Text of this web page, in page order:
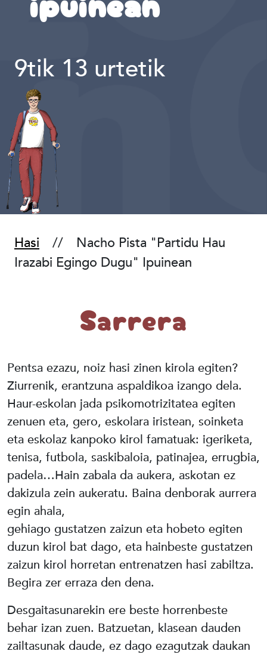
9tik 13 urtetik
Hasi
Nacho Pista "Partidu Hau
Irazabi Egingo Dugu" Ipuinean
Sarrera
Pentsa ezazu, noiz hasi zinen kirola egiten?
Ziurrenik, erantzuna aspaldikoa izango dela.
Haur-eskolan jada psikomotrizitatea egiten
zenuen eta, gero, eskolara iristean, soinketa
eta eskolaz kanpoko kirol famatuak: igeriketa,
tenisa, futbola, saskibaloia, patinajea, errugbia,
padela…Hain zabala da aukera, askotan ez
dakizula zein aukeratu. Baina denborak aurrera
egin ahala,
gehiago gustatzen zaizun eta hobeto egiten
duzun kirol bat dago, eta hainbeste gustatzen
zaizun kirol horretan entrenatzen hasi zabiltza.
Begira zer erraza den dena.
Desgaitasunarekin ere beste horrenbeste
behar izan zuen. Batzuetan, klasean dauden
zailtasunak daude, ez dago ezagutzak daukan